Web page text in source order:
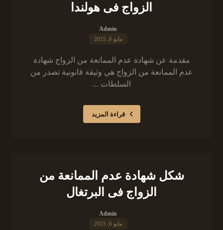
الزواج فى هولندا
Admin
مايو 6, 2025
مقدمة عن شهادة عدم الممانعة من الزواج شهادة
عدم الممانعة من الزواج هي وثيقة قانونية تصدر من
السلطات ...
قراءة المزيد
شكل شهادة عدم الممانعة من
الزواج فى البرتغال
Admin
مايو 6, 2025